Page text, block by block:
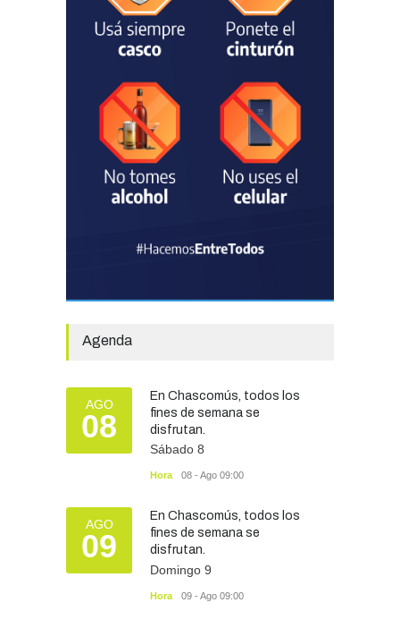
estación
hidrometeorológica para
fortalecer el monitoreo y la
prevención ante eventos
SEGURIDAD 31/07/2026
La Escuela Normal tendrá
calefacción para el reinicio
de las clases tras una obra
de emergencia financiada
por la Municipalidad
Avanza el proceso
OBRAS Y SERVICIOS 29/07/2026
Silvina Lantaño: “Estar
preparados e informados
nos protege a todos”
Agenda
AGO
08
En Chascomús, todos los
fines de semana se
disfrutan.
Sábado 8
Hora 08 - Ago 09:00
AGO
09
En Chascomús, todos los
fines de semana se
disfrutan.
Domingo 9
Hora 09 - Ago 09:00